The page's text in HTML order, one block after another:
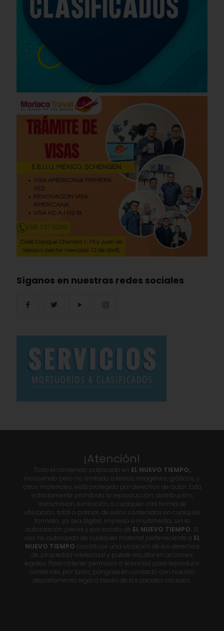
Síganos en nuestras redes sociales
¡Atención!
Todo el contenido publicado en EL NUEVO TIEMPO,
incluyendo pero no limitado a textos, imágenes, gráficos, y
otros materiales, está protegido por derechos de autor. Está
estrictamente prohibida la reproducción, distribución,
transmisión, exhibición, o cualquier otra forma de
utilización, total o parcial, de estos contenidos en cualquier
formato, ya sea digital, impreso o multimedia, sin la
autorización previa y por escrito de EL NUEVO TIEMPO. El
uso no autorizado de cualquier material perteneciente a EL
NUEVO TIEMPO constituye una violación de los derechos
de propiedad intelectual y puede resultar en acciones
legales. Para obtener permisos o licencias para reproducir
contenido, por favor, póngase en contacto con nuestro
departamento legal a través de los canales oficiales.